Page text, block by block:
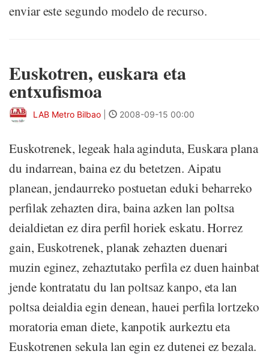
enviar este segundo modelo de recurso.
Euskotren, euskara eta
entxufismoa
LAB Metro Bilbao 2008-09-15 00:00
Euskotrenek, legeak hala aginduta, Euskara plana
du indarrean, baina ez du betetzen. Aipatu
planean, jendaurreko postuetan eduki beharreko
perfilak zehazten dira, baina azken lan poltsa
deialdietan ez dira perfil horiek eskatu. Horrez
gain, Euskotrenek, planak zehazten duenari
muzin eginez, zehaztutako perfila ez duen hainbat
jende kontratatu du lan poltsaz kanpo, eta lan
poltsa deialdia egin denean, hauei perfila lortzeko
moratoria eman diete, kanpotik aurkeztu eta
Euskotrenen sekula lan egin ez dutenei ez bezala.